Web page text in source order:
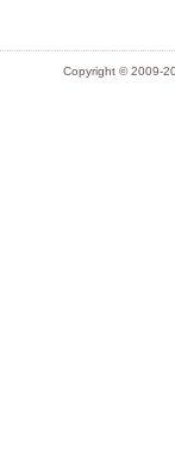
Copyright © 2009-